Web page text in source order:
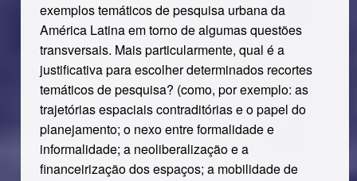
exemplos temáticos de pesquisa urbana da
América Latina em torno de algumas questões
transversais. Mais particularmente, qual é a
justificativa para escolher determinados recortes
temáticos de pesquisa? (como, por exemplo: as
trajetórias espaciais contraditórias e o papel do
planejamento; o nexo entre formalidade e
informalidade; a neoliberalização e a
financeirização dos espaços; a mobilidade de